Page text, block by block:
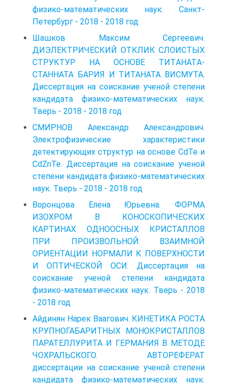
физико-математических наук. Санкт-
Петербург - 2018 - 2018 год
Шашков Максим Сергеевич.
ДИЭЛЕКТРИЧЕСКИЙ ОТКЛИК СЛОИСТЫХ
СТРУКТУР НА ОСНОВЕ ТИТAHATА-
СТАННАТА БАРИЯ И ТИТАНАТА ВИСМУТА.
Диссертация на соискание ученой степени
кандидата физико-математических наук.
Тверь - 2018 - 2018 год
СМИРНОВ Александр Александрович.
Электрофизические характеристики
детектирующих структур на основе CdTe и
CdZnTe. Диссертация на соискание ученой
степени кандидата физико-математических
наук. Тверь - 2018 - 2018 год
Воронцова Елена Юрьевна. ФОРМА
ИЗОХРОМ В КОНОСКОПИЧЕСКИХ
КАРТИНАХ ОДНООСНЫХ КРИСТАЛЛОВ
ПРИ ПРОИЗВОЛЬНОЙ ВЗАИМНОЙ
ОРИЕНТАЦИИ НОРМАЛИ К ПОВЕРХНОСТИ
И ОПТИЧЕСКОЙ ОСИ. Диссертация на
соискание ученой степени кандидата
физико-математических наук. Тверь - 2018
- 2018 год
Айдинян Нарек Ваагович. КИНЕТИКА РОСТА
КРУПНОГАБАРИТНЫХ МОНОКРИСТАЛЛОВ
ПАРАТЕЛЛУРИТА И ГЕРМАНИЯ В МЕТОДЕ
ЧОХРАЛЬСКОГО. АВТОРЕФЕРАТ
диссертации на соискание ученой степени
кандидата физико-математических наук.